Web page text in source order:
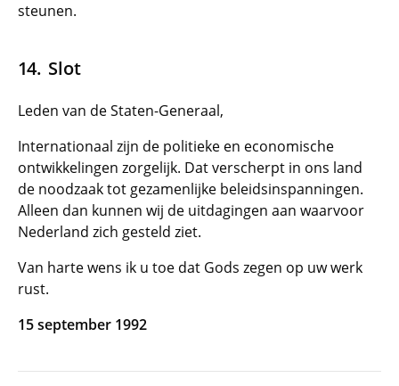
steunen.
Slot
Leden van de Staten-Generaal,
Internationaal zijn de politieke en economische
ontwikkelingen zorgelijk. Dat verscherpt in ons land
de noodzaak tot gezamenlijke beleidsinspanningen.
Alleen dan kunnen wij de uitdagingen aan waarvoor
Nederland zich gesteld ziet.
Van harte wens ik u toe dat Gods zegen op uw werk
rust.
15 september 1992